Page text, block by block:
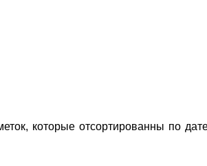
которые отсортированны по